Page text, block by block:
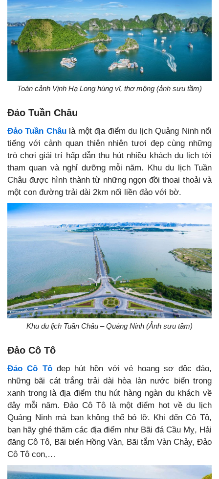
Toàn cảnh Vịnh Hạ Long hùng vĩ, thơ mộng (ảnh sưu tầm)
Đảo Tuần Châu
Đảo Tuần Châulà một địa điểm du lịch Quảng Ninh nổi
tiếng với cảnh quan thiên nhiên tươi đẹp cùng những
trò chơi giải trí hấp dẫn thu hút nhiều khách du lịch tới
tham quan và nghỉ dưỡng mỗi năm. Khu du lịch Tuần
Châu được hình thành từ những ngọn đồi thoai thoải và
một con đường trải dài 2km nối liền đảo với bờ.
Khu du lịch Tuần Châu – Quảng Ninh (Ảnh sưu tầm)
Đảo Cô Tô
Đảo Cô Tôđẹp hút hồn với vẻ hoang sơ độc đáo,
những bãi cát trắng trải dài hòa làn nước biển trong
xanh trong là địa điểm thu hút hàng ngàn du khách về
đây mỗi năm. Đảo Cô Tô là một điểm hot về du lịch
Quảng Ninh mà bạn không thể bỏ lỡ. Khi đến Cô Tô,
bạn hãy ghé thăm các địa điểm như Bãi đá Cầu Mỵ, Hải
đăng Cô Tô, Bãi biển Hồng Vàn, Bãi tắm Vàn Chảy, Đảo
Cô Tô con,…